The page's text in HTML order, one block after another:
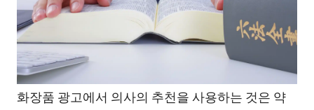
화장품 광고에서 의사의 추천을 사용하는 것은 약